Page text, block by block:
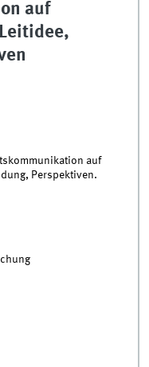
auf
auf
Perspektiven.